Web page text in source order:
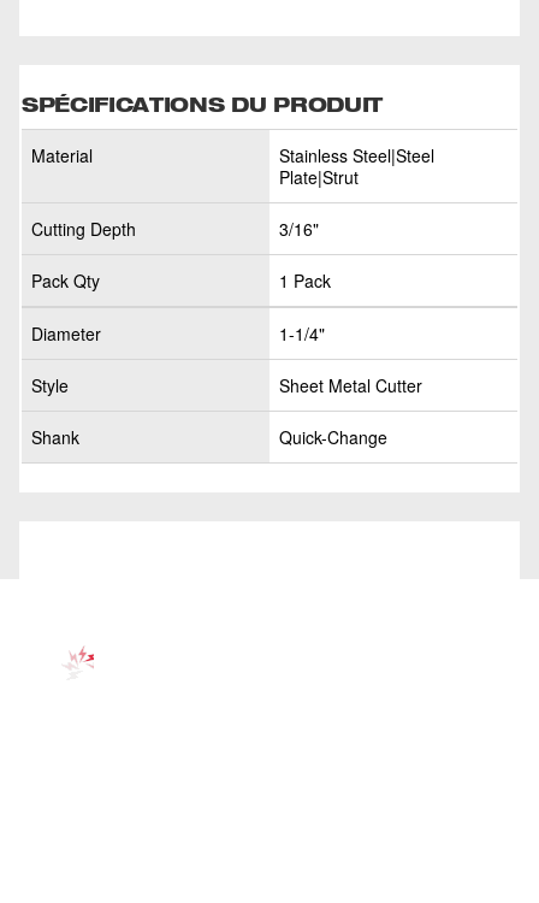
SPÉCIFICATIONS DU PRODUIT
Material
Stainless Steel|Steel
Plate|Strut
Cutting Depth 3/16"
Pack Qty 1 Pack
Diameter 1-1/4"
Style Sheet Metal Cutter
Shank Quick-Change